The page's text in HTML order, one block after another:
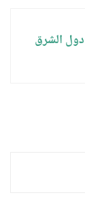
دول الشرق